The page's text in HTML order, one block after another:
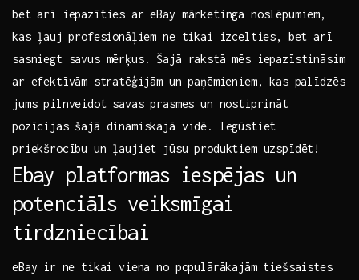
bet arī iepazīties ar eBay ​mārketinga noslēpumiem,​
kas ļauj ⁢profesionāļiem ne tikai izcelties, ​bet arī
sasniegt savus mērķus. Šajā rakstā mēs iepazīstināsim
ar efektīvām⁣ stratēģijām un paņēmieniem, kas palīdzēs
jums pilnveidot ⁣savas prasmes un nostiprināt
pozīcijas šajā dinamiskajā vidē. Iegūstiet​
priekšrocību un ļaujiet jūsu produktiem uzspīdēt!
Ebay platformas iespējas un
potenciāls veiksmīgai‌
tirdzniecībai
eBay ⁢ir ne tikai viena no populārākajām tiešsaistes